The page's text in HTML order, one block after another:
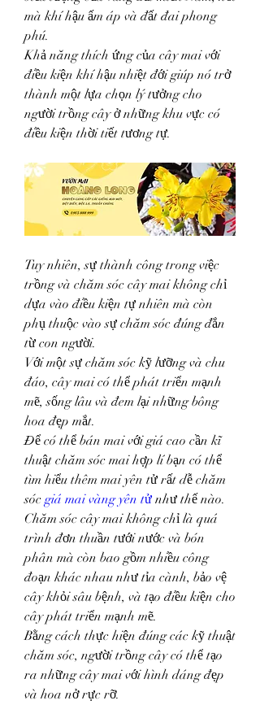
mà khí hậu ấm áp và đất đai phong
phú.
Khả năng thích ứng của cây mai với
điều kiện khí hậu nhiệt đới giúp nó trở
thành một lựa chọn lý tưởng cho
người trồng cây ở những khu vực có
điều kiện thời tiết tương tự.
Tuy nhiên, sự thành công trong việc
trồng và chăm sóc cây mai không chỉ
dựa vào điều kiện tự nhiên mà còn
phụ thuộc vào sự chăm sóc đúng đắn
từ con người.
Với một sự chăm sóc kỹ lưỡng và chu
đáo, cây mai có thể phát triển mạnh
mẽ, sống lâu và đem lại những bông
hoa đẹp mắt.
Để có thể bán mai với giá cao cần kĩ
thuật chăm sóc mai hợp lí bạn có thể
tìm hiểu thêm mai yên tử rất dễ chăm
sóc giá mai vàng yên tử như thế nào.
Chăm sóc cây mai không chỉ là quá
trình đơn thuần tưới nước và bón
phân mà còn bao gồm nhiều công
đoạn khác nhau như tỉa cành, bảo vệ
cây khỏi sâu bệnh, và tạo điều kiện cho
cây phát triển mạnh mẽ.
Bằng cách thực hiện đúng các kỹ thuật
chăm sóc, người trồng cây có thể tạo
ra những cây mai với hình dáng đẹp
và hoa nở rực rỡ.